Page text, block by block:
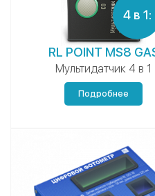
4 в 1:
RL POINT MS8
Мультидатчик 4 в 1
Подробнее